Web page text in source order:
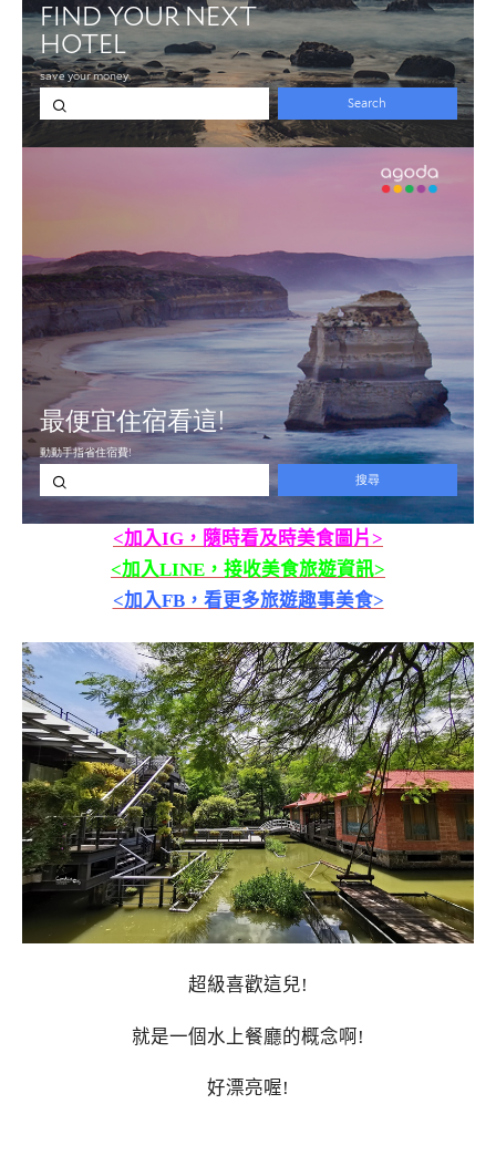
<加入IG，隨時看及時美食圖片>
<加入LINE，接收美食旅遊資訊>
<加入FB，看更多旅遊趣事美食>
超級喜歡這兒!
就是一個水上餐廳的概念啊!
好漂亮喔!